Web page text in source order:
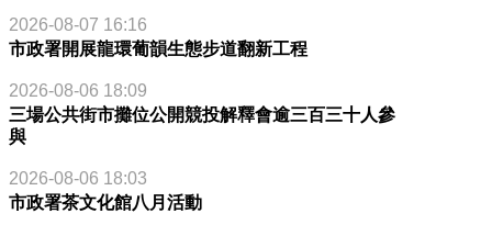
2026-08-07 16:16
市政署開展龍環葡韻生態步道翻新工程
2026-08-06 18:09
三場公共街市攤位公開競投解釋會逾三百三十人參
與
2026-08-06 18:03
市政署茶文化館八月活動